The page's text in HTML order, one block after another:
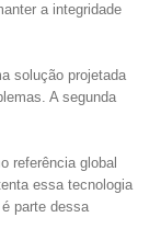
a integridade
solução projetada
A segunda
referência global
essa tecnologia
parte dessa